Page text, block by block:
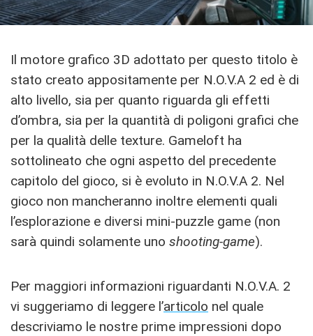
Il motore grafico 3D adottato per questo titolo è
stato creato appositamente per N.O.V.A 2 ed è di
alto livello, sia per quanto riguarda gli effetti
d’ombra, sia per la quantità di poligoni grafici che
per la qualità delle texture. Gameloft ha
sottolineato che ogni aspetto del precedente
capitolo del gioco, si è evoluto in N.O.V.A 2. Nel
gioco non mancheranno inoltre elementi quali
l’esplorazione e diversi mini-puzzle game (non
sarà quindi solamente uno shooting-game).
Per maggiori informazioni riguardanti N.O.V.A. 2
vi suggeriamo di leggere l’articolo nel quale
descriviamo le nostre prime impressioni dopo